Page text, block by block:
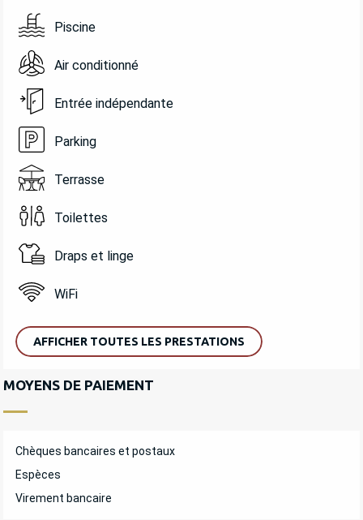
Piscine
Air conditionné
Entrée indépendante
Parking
Terrasse
Toilettes
Draps et linge
WiFi
AFFICHER TOUTES LES PRESTATIONS
MOYENS DE PAIEMENT
Chèques bancaires et postaux
Espèces
Virement bancaire